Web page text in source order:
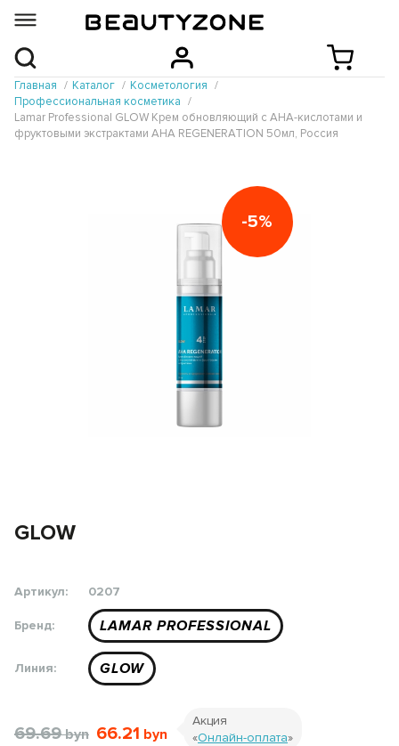
Главная Каталог
Косметология
Профессиональная косметика
Lamar Professional GLOW Крем обновляющий с AHA-кислотами и
фруктовыми экстрактами AHA REGENERATION 50мл, Россия
-5%
GLOW
Артикул: 0207
Бренд: LAMAR PROFESSIONAL
Линия: GLOW
69.69 66.21
Акция
«Онлайн-оплата»